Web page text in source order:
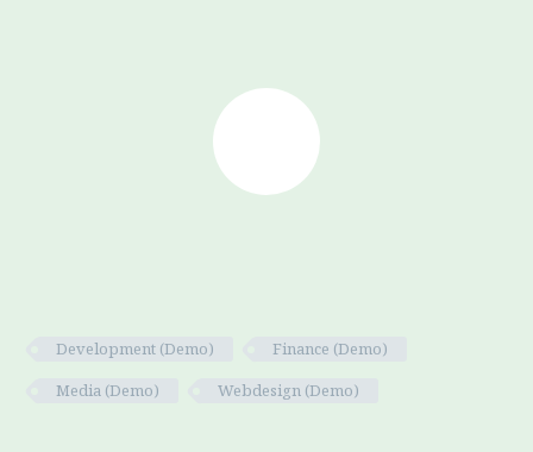
Development (Demo)
Finance (Demo)
Media (Demo)
Webdesign (Demo)